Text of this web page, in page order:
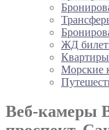
ЖД
Морские
Веб-камеры